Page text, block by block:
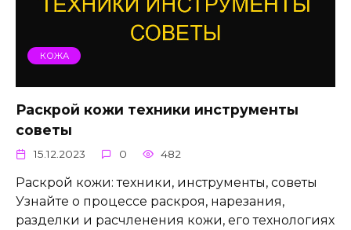
КОЖА
Раскрой кожи техники инструменты
советы
15.12.2023 0 482
Раскрой кожи: техники, инструменты, советы
Узнайте о процессе раскроя, нарезания,
разделки и расчленения кожи, его технологиях